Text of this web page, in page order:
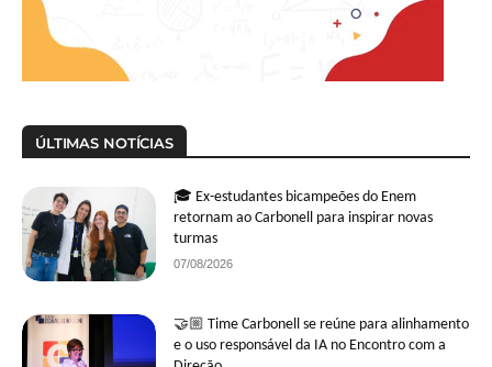
ÚLTIMAS NOTÍCIAS
🎓 Ex-estudantes bicampeões do Enem
retornam ao Carbonell para inspirar novas
turmas
07/08/2026
🤝🏼 Time Carbonell se reúne para alinhamento
e o uso responsável da IA no Encontro com a